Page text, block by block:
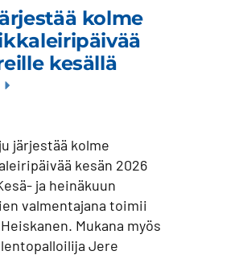
kolme
kesällä
järjestää kolme
kesän 2026
ja heinäkuun
valmentajana toimii
Mukana myös
Jere